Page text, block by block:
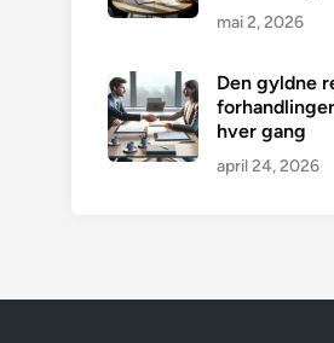
mai 2, 2026
Den gyldne
hver gang
april 24, 2026